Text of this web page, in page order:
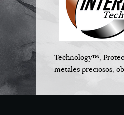
Technology™,
metales preciosos,